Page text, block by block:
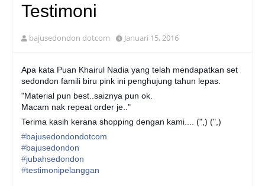
Testimoni
bajusedondon dotcom Januari 15, 2016
Apa kata Puan Khairul Nadia yang telah mendapatkan set
sedondon famili biru pink ini penghujung tahun lepas.
"Material pun best..saiznya pun ok.
Macam nak repeat order je.."
Terima kasih kerana shopping dengan kami.... (",) (",)
‪#‎bajusedondondotcom‬
‪#‎bajusedondon‬
‪#‎jubahsedondon‬
‪#‎testimonipelanggan‬